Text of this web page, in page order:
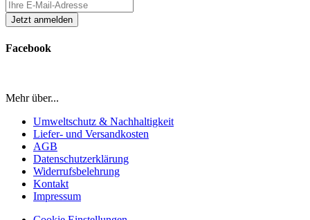
Facebook
Mehr über...
Umweltschutz & Nachhaltigkeit
Liefer- und Versandkosten
AGB
Datenschutzerklärung
Widerrufsbelehrung
Kontakt
Impressum